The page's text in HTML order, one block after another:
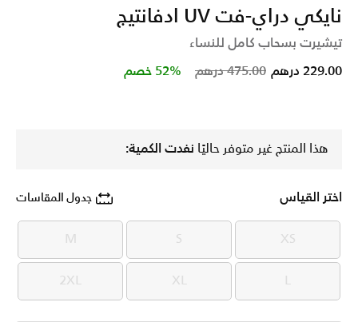
نايكي دراي-فت UV ادفانتيج
تيشيرت بسحاب كامل للنساء
Price reduced from
475.00 درهم to 229.00 درهم 52% خصم
هذا المنتج غير متوفر حاليًا نفدت الكمية:
اختر القياس جدول المقاسات
XS
XS
S
S
M
M
L
L
XL
XL
2XL
2XL